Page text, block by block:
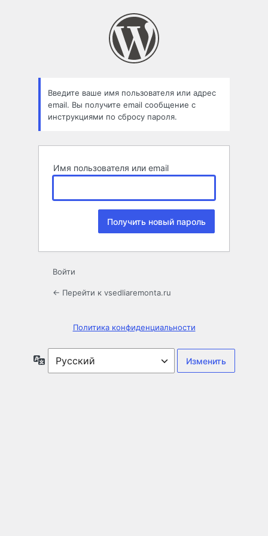
Введите ваше имя пользователя или адрес
email. Вы получите email сообщение с
инструкциями по сбросу пароля.
Имя пользователя или email
Войти
← Перейти к vsedliaremonta.ru
Политика конфиденциальности
Язык